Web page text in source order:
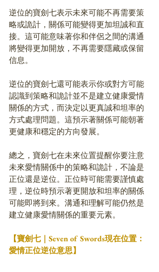
逆位的寶劍七表示未來可能不再需要策
略或詭計，關係可能變得更加坦誠和直
接。這可能意味著你和伴侶之間的溝通
將變得更加開放，不再需要隱藏或保留
信息。
逆位的寶劍七還可能表示你或對方可能
認識到策略和詭計並不是建立健康愛情
關係的方式，而決定以更真誠和坦率的
方式處理問題。這預示著關係可能朝著
更健康和穩定的方向發展。
總之，寶劍七在未來位置提醒你要注意
未來愛情關係中的策略和詭計，不論是
正位還是逆位。正位時可能需要謹慎處
理，逆位時預示著更開放和坦率的關係
可能即將到來。溝通和理解可能仍然是
建立健康愛情關係的重要元素。
【寶劍七｜Seven of Swords現在位置：
愛情正位逆位意思】